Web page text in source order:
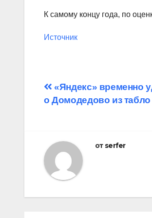
К самому концу года, по
Источник
Навигация
по
«Яндекс» временно
о Домодедово из табло
от serfer